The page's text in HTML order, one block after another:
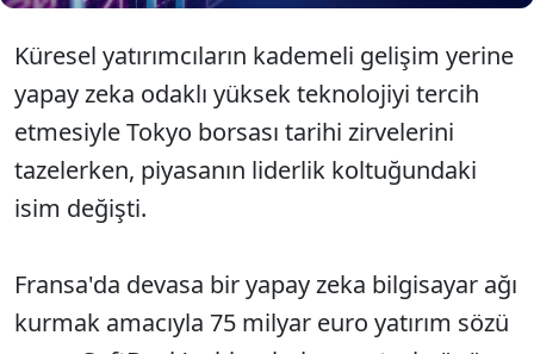
Küresel yatırımcıların kademeli gelişim yerine
yapay zeka odaklı yüksek teknolojiyi tercih
etmesiyle Tokyo borsası tarihi zirvelerini
tazelerken, piyasanın liderlik koltuğundaki
isim değişti.
Fransa'da devasa bir yapay zeka bilgisayar ağı
kurmak amacıyla 75 milyar euro yatırım sözü